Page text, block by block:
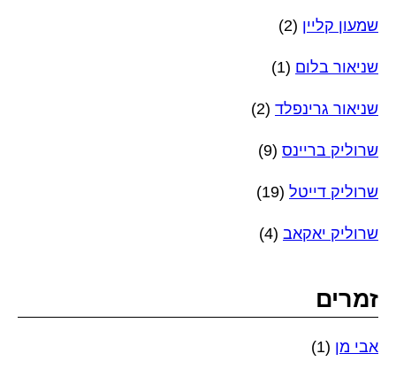
שמעון קליין (2)
שניאור בלום (1)
שניאור גרינפלד (2)
שרוליק בריינס (9)
שרוליק דייטל (19)
שרוליק יאקאב (4)
זמרים
אבי מן (1)